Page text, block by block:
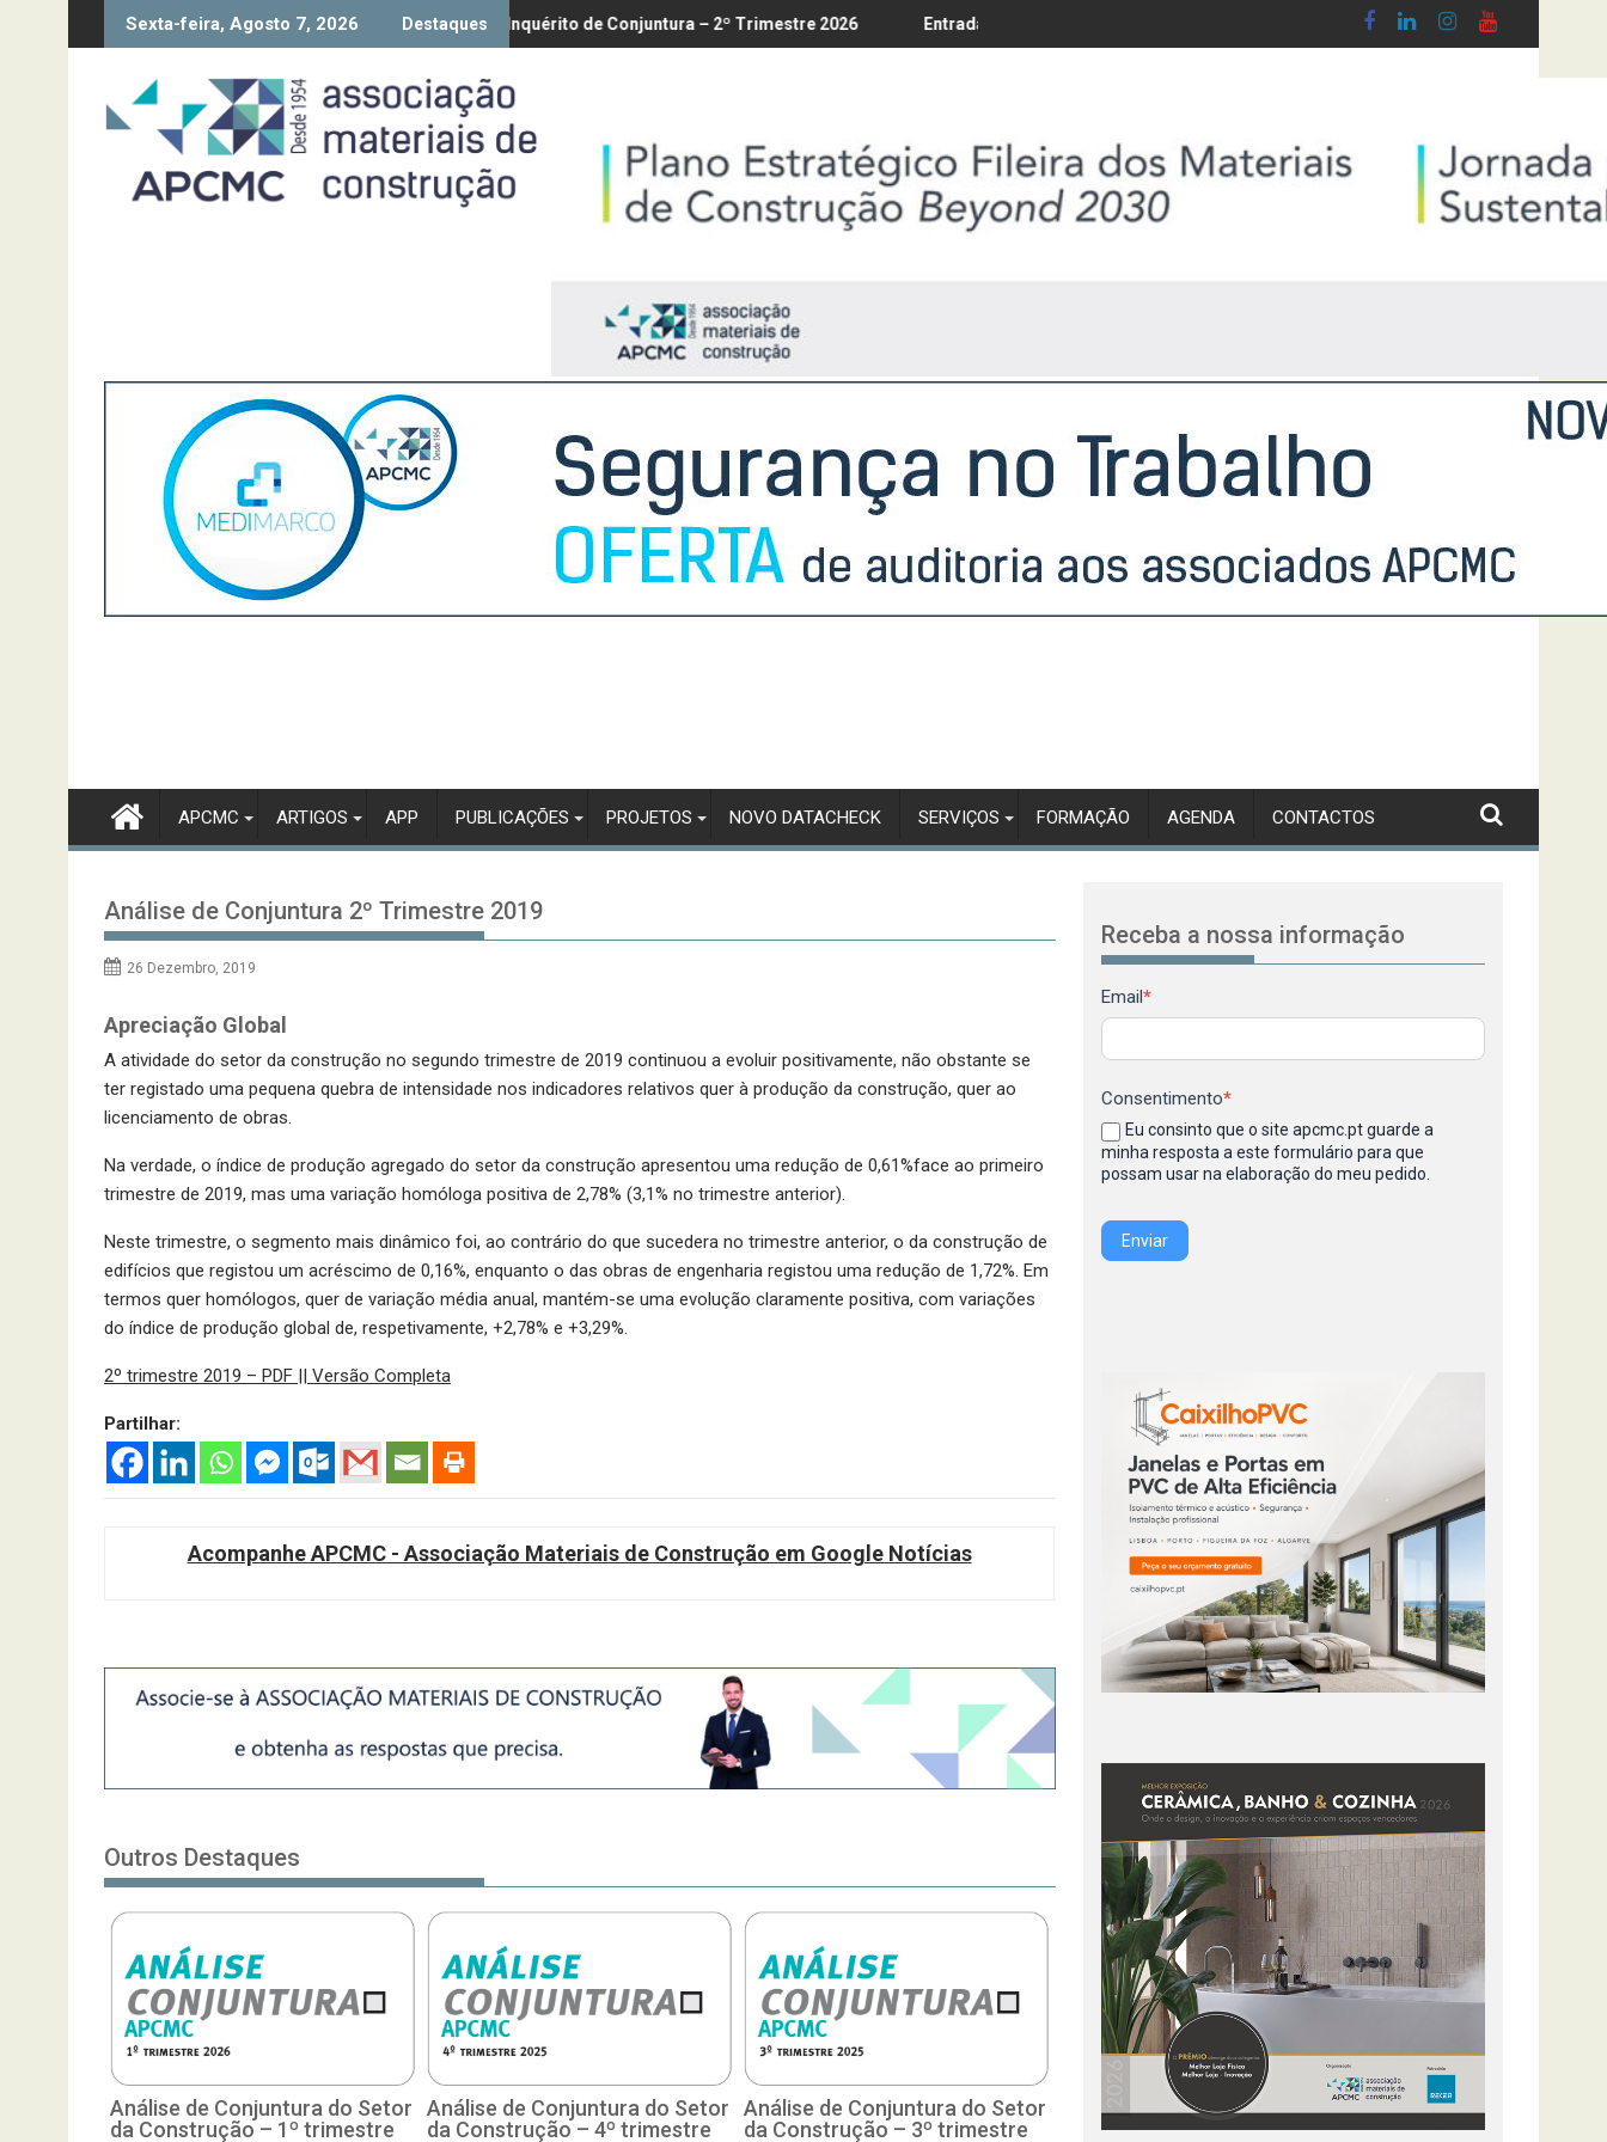
Sexta-feira, Agosto 7, 2026 Destaques
da Diretiva “Transparência Salarial” – Pedido de contributos até 18/8
Síntese Inquérito de Conjuntura – 2º Trimestre 2026 Entrada em vigor da regulamentação do Lobby - Lei n.º 5-A/2026, de 28 de Janeiro
Diploma de transposição da Diretiva
APCMC ARTIGOS APP PUBLICAÇÕES PROJETOS NOVO DATACHECK SERVIÇOS FORMAÇÃO AGENDA CONTACTOS
Análise de Conjuntura 2º Trimestre 2019
26 Dezembro, 2019
Apreciação Global
A atividade do setor da construção no segundo trimestre de 2019 continuou a evoluir positivamente, não obstante se
ter registado uma pequena quebra de intensidade nos indicadores relativos quer à produção da construção, quer ao
licenciamento de obras.
Na verdade, o índice de produção agregado do setor da construção apresentou uma redução de 0,61%face ao primeiro
trimestre de 2019, mas uma variação homóloga positiva de 2,78% (3,1% no trimestre anterior).
Neste trimestre, o segmento mais dinâmico foi, ao contrário do que sucedera no trimestre anterior, o da construção de
edifícios que registou um acréscimo de 0,16%, enquanto o das obras de engenharia registou uma redução de 1,72%. Em
termos quer homólogos, quer de variação média anual, mantém-se uma evolução claramente positiva, com variações
do índice de produção global de, respetivamente, +2,78% e +3,29%.
2º trimestre 2019 – PDF || Versão Completa
Partilhar:
Acompanhe APCMC - Associação Materiais de Construção em Google Notícias
Outros Destaques
Análise de Conjuntura do Setor
da Construção – 1º trimestre
Análise de Conjuntura do Setor
da Construção – 4º trimestre
Análise de Conjuntura do Setor
da Construção – 3º trimestre
Receba a nossa informação
Newsletter
Email *
Consentimento*
Eu consinto que o site apcmc.pt guarde a
minha resposta a este formulário para que
possam usar na elaboração do meu pedido.
Enviar